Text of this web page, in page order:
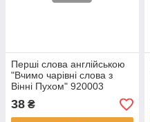
Перші слова англійською
"Вчимо чарівні слова з
Вінні Пухом" 920003
38 ₴